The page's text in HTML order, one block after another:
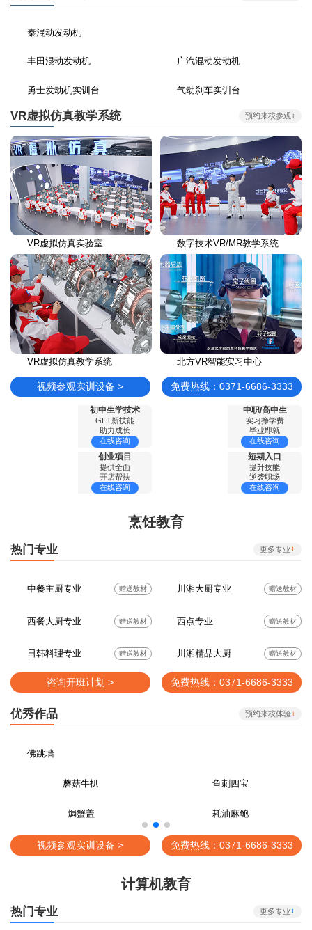
秦混动发动机
丰田混动发动机 广汽混动发动机
勇士发动机实训台 气动刹车实训台
VR虚拟仿真教学系统 预约来校参观+
VR虚拟仿真实验室 数字技术VR/MR教学系统
VR虚拟仿真教学系统 北方VR智能实习中心
视频参观实训设备 > 免费热线：0371-6686-3333
初中生学技术
GET新技能
助力成长
在线咨询
中职/高中生
实习挣学费
毕业即就
在线咨询
创业项目
提供全面
开店帮扶
在线咨询
短期入口
提升技能
逆袭职场
在线咨询
烹饪教育
热门专业 更多专业+
中餐主厨专业 赠送教材 川湘大厨专业 赠送教材
西餐大厨专业 赠送教材 西点专业 赠送教材
日韩料理专业 赠送教材 川湘精品大厨 赠送教材
咨询开班计划 > 免费热线：0371-6686-3333
优秀作品 预约来校体验+
佛跳墙
蘑菇牛扒 鱼刺四宝
焗蟹盖 耗油麻鲍
视频参观实训设备 > 免费热线：0371-6686-3333
计算机教育
热门专业 更多专业+